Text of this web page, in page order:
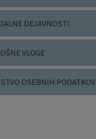
DEJAVNOSTI
VLOGE
OSEBNIH PODATKOV